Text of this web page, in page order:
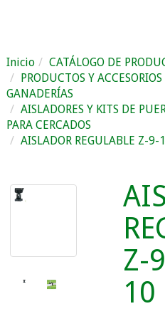
Inicio
CATÁLOGO DE
PRODUCTOS Y ACCESORIOS
GANADERÍAS
AISLADORES Y KITS DE
PARA CERCADOS
AISLADOR REGULABLE Z-9-
Z-
10